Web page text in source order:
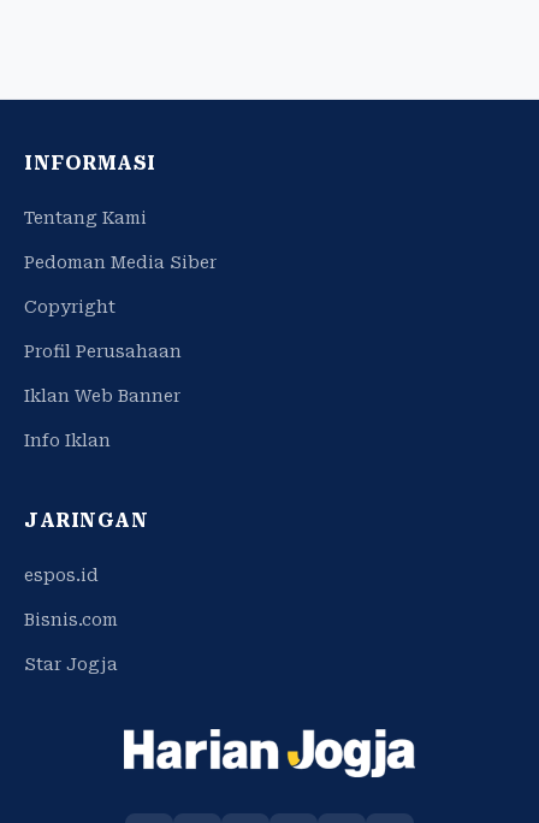
INFORMASI
Tentang Kami
Pedoman Media Siber
Copyright
Profil Perusahaan
Iklan Web Banner
Info Iklan
JARINGAN
espos.id
Bisnis.com
Star Jogja